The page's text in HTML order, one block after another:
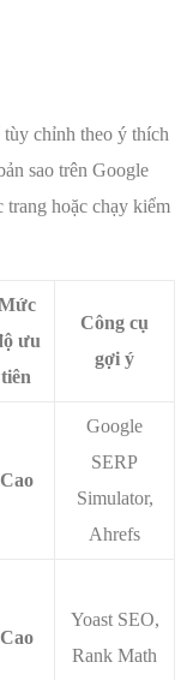
tùy chỉnh theo ý thích
sao trên Google
trang hoặc chạy kiểm
ưu
tiên
Công cụ
gợi ý
Cao
Google
SERP
Simulator,
Ahrefs
Cao
Yoast SEO,
Rank Math